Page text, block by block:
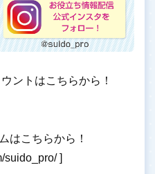
ントはこちらから！
はこちらから！
suido_pro/]